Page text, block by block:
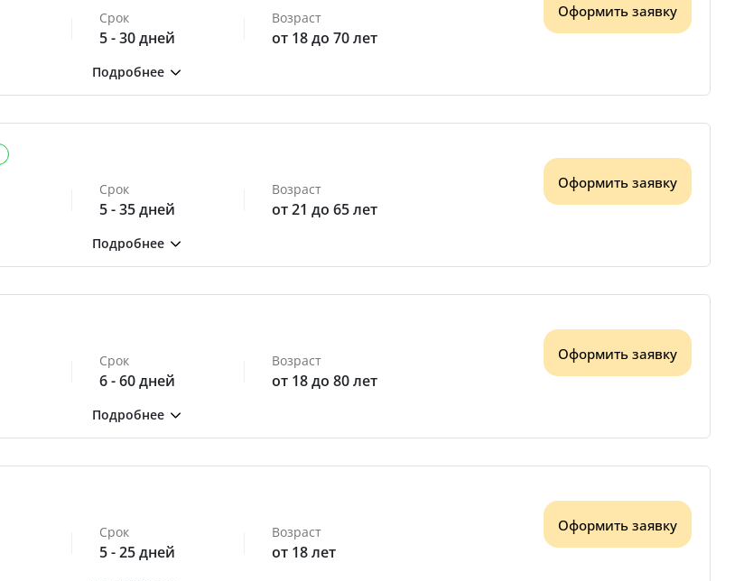
Срок
5 - 30 дней
Возраст
от 18 до 70 лет
Оформить заявку
Срок
5 - 35 дней
Возраст
от 21 до 65 лет
Оформить заявку
Срок
6 - 60 дней
Возраст
от 18 до 80 лет
Оформить заявку
Срок
5 - 25 дней
Возраст
от 18 лет
Оформить заявку